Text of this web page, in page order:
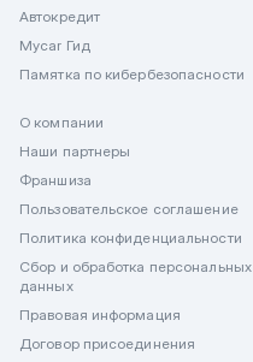
Автокредит
Mycar Гид
Памятка по кибербезопасности
О компании
Наши партнеры
Франшиза
Пользовательское соглашение
Политика конфиденциальности
Сбор и обработка персональных
данных
Правовая информация
Договор присоединения